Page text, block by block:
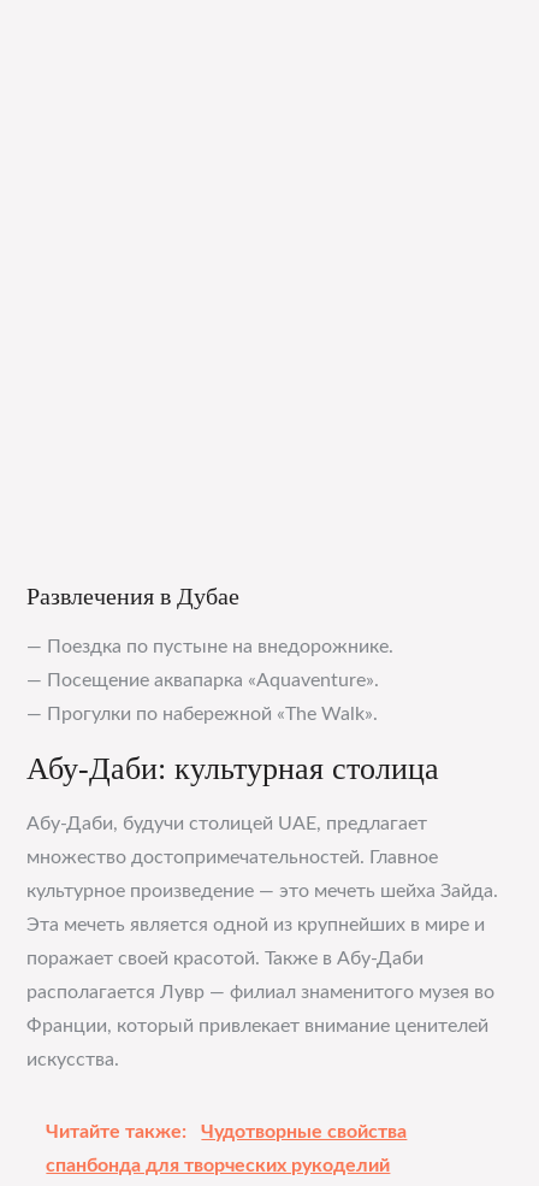
Развлечения в Дубае
— Поездка по пустыне на внедорожнике.
— Посещение аквапарка «Aquaventure».
— Прогулки по набережной «The Walk».
Абу-Даби: культурная столица
Абу-Даби, будучи столицей UAE, предлагает
множество достопримечательностей. Главное
культурное произведение — это мечеть шейха Зайда.
Эта мечеть является одной из крупнейших в мире и
поражает своей красотой. Также в Абу-Даби
располагается Лувр — филиал знаменитого музея во
Франции, который привлекает внимание ценителей
искусства.
Читайте также:
Чудотворные свойства
спанбонда для творческих рукоделий